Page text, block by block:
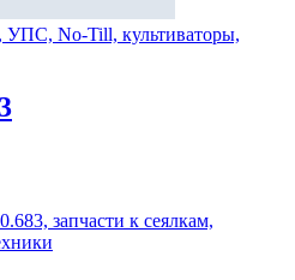
УПС, No-Till, культиваторы,
запчасти к сеялкам,